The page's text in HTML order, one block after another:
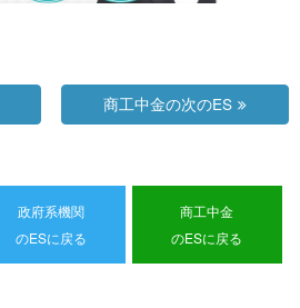
商工中金の次のES
政府系機関
のESに戻る
商工中金
のESに戻る